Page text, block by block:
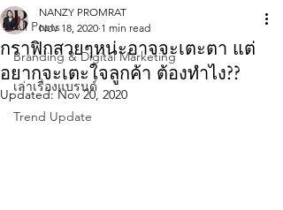
All Posts
Branding & Digital Marketing
เล่าเรื่องแบรนด์
Trend Update
กราฟิกสวยๆหน่ะอาจจะเตะตา แต่
อยากจะเตะใจลูกค้า ต้องทำไง??
NANZY PROMRAT
Nov 18, 2020 1 min read
Updated:Nov 20, 2020